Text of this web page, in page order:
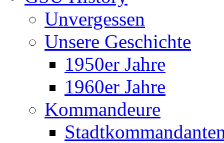
Unvergessen
Unsere Geschichte
1950er Jahre
1960er Jahre
Kommandeure